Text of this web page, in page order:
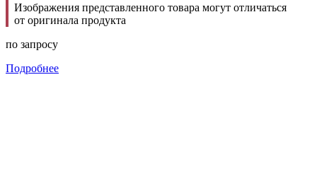
Изображения представленного товара могут отличаться
от оригинала продукта
по запросу
Подробнее